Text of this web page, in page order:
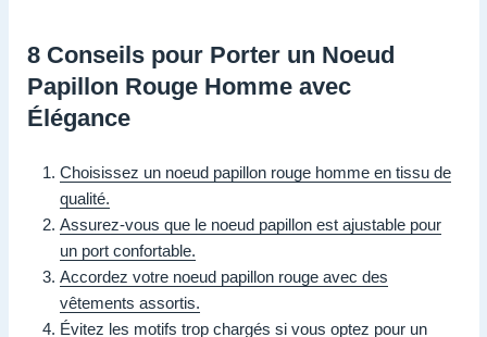
8 Conseils pour Porter un Noeud
Papillon Rouge Homme avec
Élégance
Choisissez un noeud papillon rouge homme en tissu de
qualité.
Assurez-vous que le noeud papillon est ajustable pour
un port confortable.
Accordez votre noeud papillon rouge avec des
vêtements assortis.
Évitez les motifs trop chargés si vous optez pour un